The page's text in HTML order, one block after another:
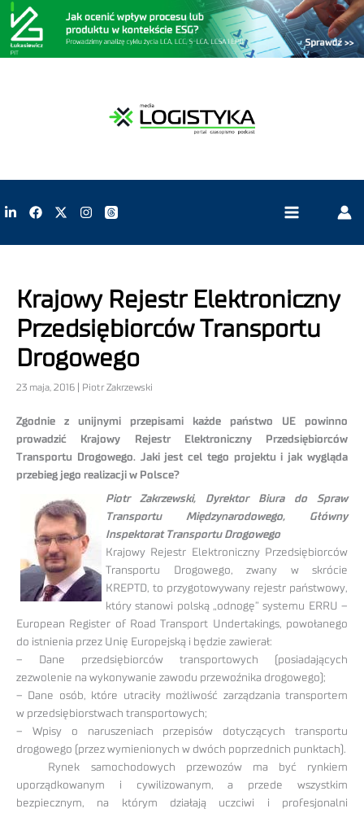
Krajowy Rejestr Elektroniczny
Przedsiębiorców Transportu
Drogowego
23 maja, 2016 | Piotr Zakrzewski
Zgodnie z unijnymi przepisami każde państwo UE powinno
prowadzić Krajowy Rejestr Elektroniczny Przedsiębiorców
Transportu Drogowego. Jaki jest cel tego projektu i jak wygląda
przebieg jego realizacji w Polsce?
Piotr Zakrzewski, Dyrektor Biura do Spraw
Transportu Międzynarodowego, Główny
Inspektorat Transportu Drogowego
Krajowy Rejestr Elektroniczny Przedsiębiorców
Transportu Drogowego, zwany w skrócie
KREPTD, to przygotowywany rejestr państwowy,
który stanowi polską „odnogę” systemu ERRU –
European Register of Road Transport Undertakings, powołanego
do istnienia przez Unię Europejską i będzie zawierał:
– Dane przedsiębiorców transportowych (posiadających
zezwolenie na wykonywanie zawodu przewoźnika drogowego);
– Dane osób, które utraciły możliwość zarządzania transportem
w przedsiębiorstwach transportowych;
– Wpisy o naruszeniach przepisów dotyczących transportu
drogowego (przez wymienionych w dwóch poprzednich punktach).
Rynek samochodowych przewozów ma być rynkiem
uporządkowanym i cywilizowanym, a przede wszystkim
bezpiecznym, na którym działają uczciwi i profesjonalni